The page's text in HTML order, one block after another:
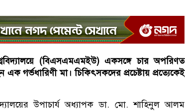
(বিএসএমএমইউ) একসঙ্গে চার অপরিণত
গর্ভধারিণী মা। চিকিৎসকদের প্রচেষ্টায় প্রত্যেকেই
উপাচার্য অধ্যাপক ডা. মো. শাহিনুল আলম